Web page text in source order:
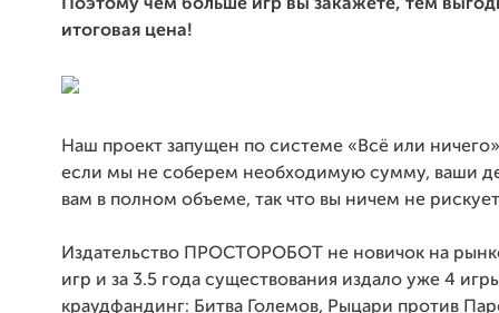
Поэтому чем больше игр вы закажете, тем
итоговая цена!
Наш проект запущен по системе «Всё или
если мы не соберем необходимую сумму, ваши
вам в полном объеме, так что вы ничем не
Издательство ПРОСТОРОБОТ не новичок на
игр и за 3.5 года существования издало уже 4
краудфандинг: Битва Големов, Рыцари против